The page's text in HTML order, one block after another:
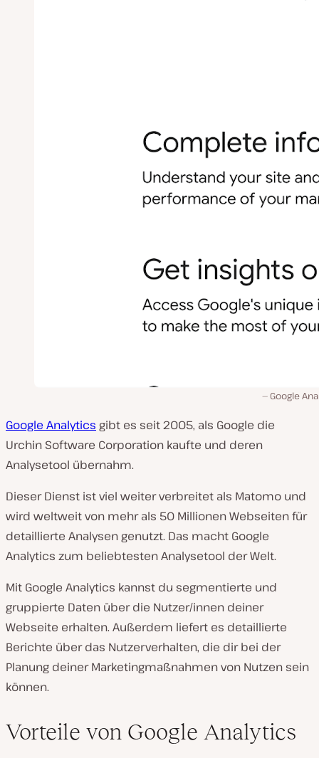
Google
Google Analytics gibt es seit 2005, als Google die
Urchin Software Corporation kaufte und deren
Analysetool übernahm.
Dieser Dienst ist viel weiter verbreitet als Matomo und
wird weltweit von mehr als 50 Millionen Webseiten für
detaillierte Analysen genutzt. Das macht Google
Analytics zum beliebtesten Analysetool der Welt.
Mit Google Analytics kannst du segmentierte und
gruppierte Daten über die Nutzer/innen deiner
Webseite erhalten. Außerdem liefert es detaillierte
Berichte über das Nutzerverhalten, die dir bei der
Planung deiner Marketingmaßnahmen von Nutzen sein
können.
Vorteile von Google Analytics